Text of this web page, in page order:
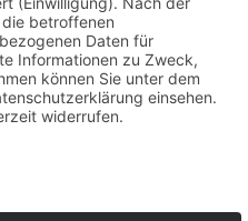
E-Learning
Videomarketing